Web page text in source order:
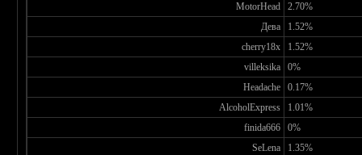
MotorHead
2.70%
Дева
1.52%
cherry18x
1.52%
villeksika
0%
Headache
0.17%
AlcoholExpress
1.01%
finida666
0%
SeLena
1.35%